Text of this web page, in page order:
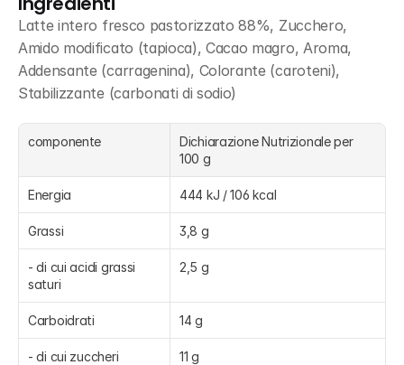
Latte intero fresco pastorizzato 88%, Zucchero,
Amido modificato (tapioca), Cacao magro, Aroma,
Addensante (carragenina), Colorante (caroteni),
Stabilizzante (carbonati di sodio)
componente
Dichiarazione Nutrizionale per
100 g
Energia 444 kJ / 106 kcal
Grassi 3,8 g
- di cui acidi grassi
saturi
2,5 g
Carboidrati 14 g
- di cui zuccheri 11 g